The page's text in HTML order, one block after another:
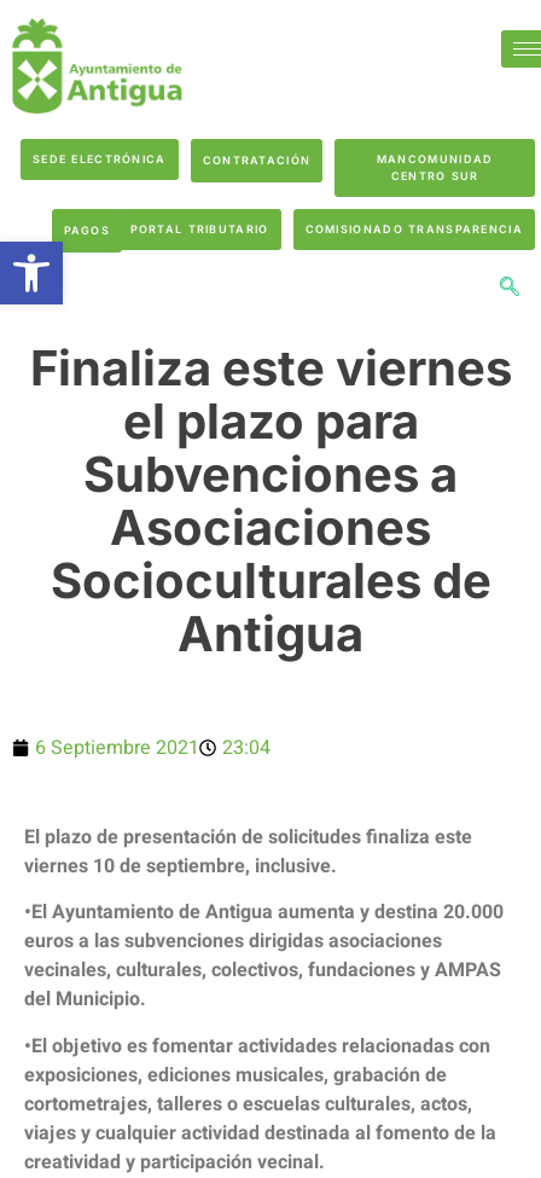
SEDE ELECTRÓNICA CONTRATACIÓN
MANCOMUNIDAD
CENTRO SUR
PAGOS PORTAL TRIBUTARIO COMISIONADO TRANSPARENCIA
Finaliza este viernes
el plazo para
Subvenciones a
Asociaciones
Socioculturales de
Antigua
6 Septiembre 2021 23:04
El plazo de presentación de solicitudes finaliza este
viernes 10 de septiembre, inclusive.
•El Ayuntamiento de Antigua aumenta y destina 20.000
euros a las subvenciones dirigidas asociaciones
vecinales, culturales, colectivos, fundaciones y AMPAS
del Municipio.
•El objetivo es fomentar actividades relacionadas con
exposiciones, ediciones musicales, grabación de
cortometrajes, talleres o escuelas culturales, actos,
viajes y cualquier actividad destinada al fomento de la
creatividad y participación vecinal.
Abrir barra de herramientas